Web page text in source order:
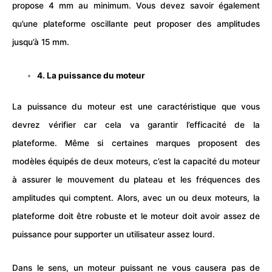
propose 4 mm au minimum. Vous devez savoir également
qu’une plateforme oscillante peut proposer des amplitudes
jusqu’à 15 mm.
4. La puissance du moteur
La puissance du moteur est une caractéristique que vous
devrez vérifier car cela va garantir l’efficacité de la
plateforme. Même si certaines marques proposent des
modèles équipés de deux moteurs, c’est la capacité du moteur
à assurer le mouvement du plateau et les fréquences des
amplitudes qui comptent. Alors, avec un ou deux moteurs, la
plateforme doit être robuste et le moteur doit avoir assez de
puissance pour supporter un utilisateur assez lourd.
Dans le sens, un moteur puissant ne vous causera pas de